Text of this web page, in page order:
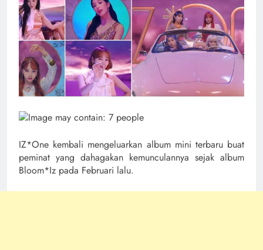
IZ*One kembali mengeluarkan album mini terbaru buat
peminat yang dahagakan kemunculannya sejak album
Bloom*Iz pada Februari lalu.